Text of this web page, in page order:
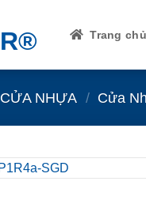
Trang chủ
CỬA NHỰA / Cửa